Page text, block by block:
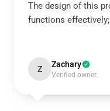
The design of this
functions
Z Zachary
Verified owner